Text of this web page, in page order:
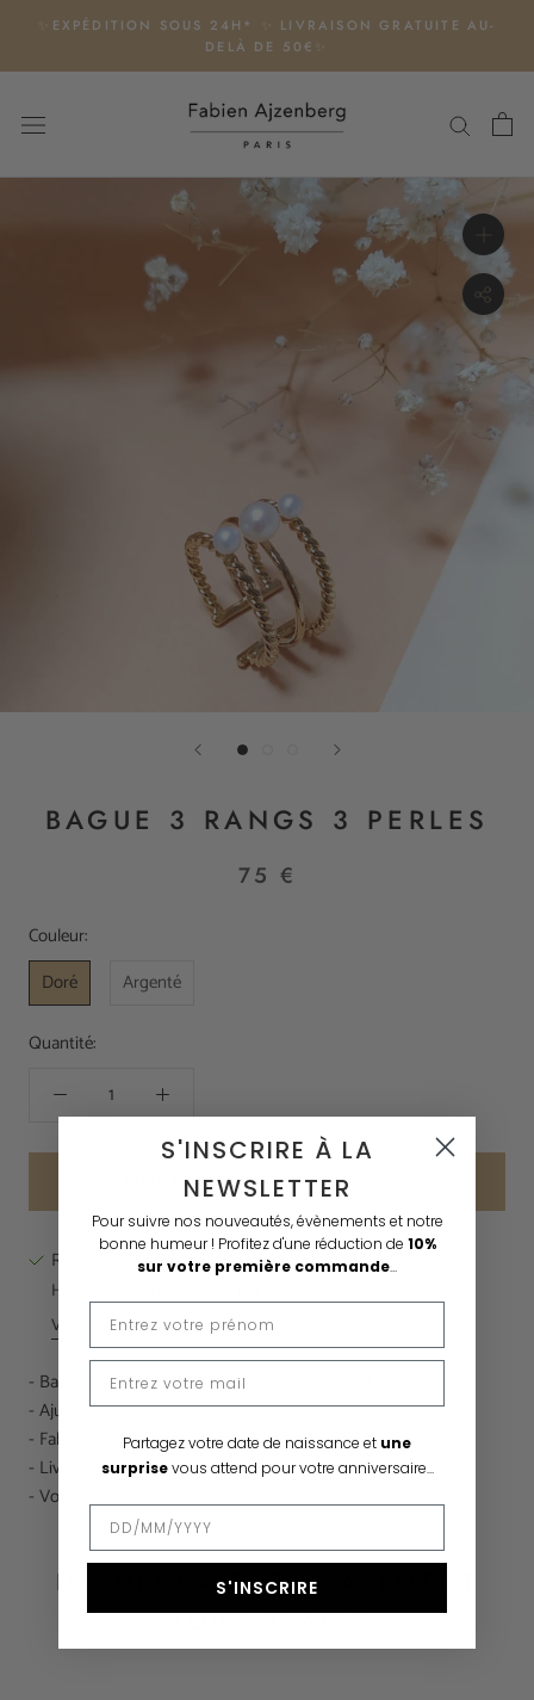
contenu
✨EXPÉDITION SOUS 24H* ✨ LIVRAISON GRATUITE AU-
DELÀ DE 50€✨
BAGUE 3 RANGS 3 PERLES
75 €
Couleur:
Doré
Argenté
Quantité:
AJOUTER AU PANIER
Récupération disponible àBoutique en ligne
Habituellement prête en 24 heures
Vérifier la disponibilité dans d'autres boutiques
- Bague en laiton doré à l'or fin et perles de culture
- Ajustable
- Fabriquée en France, dans nos ateliers parisiens
- Livrée dans son écrin Fabien Ajzenberg
- Vous êtes pressé ? Appelez-nous au 01 71 20 92 92
ILS DEVRAIENT ÉGALEMENT
VOUS PLAIRE
S'INSCRIRE À LA
NEWSLETTER
Pour suivre nos nouveautés, évènements et notre
bonne humeur !Profitez d'une réduction de 10%
sur votre première commande...
Partagez votre date de naissance et une
surprisevous attend pour votre anniversaire...
S'INSCRIRE